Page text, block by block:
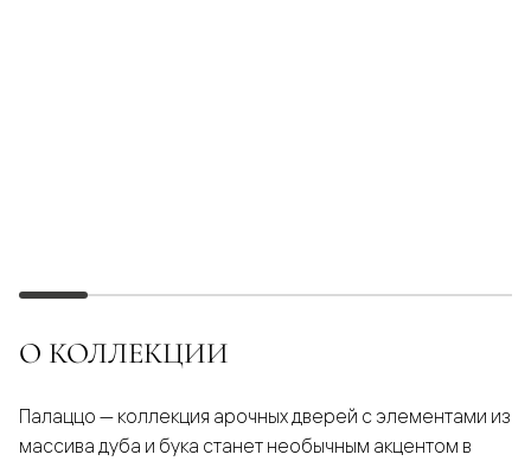
О КОЛЛЕКЦИИ
Палаццо — коллекция арочных дверей с элементами из
массива дуба и бука станет необычным акцентом в